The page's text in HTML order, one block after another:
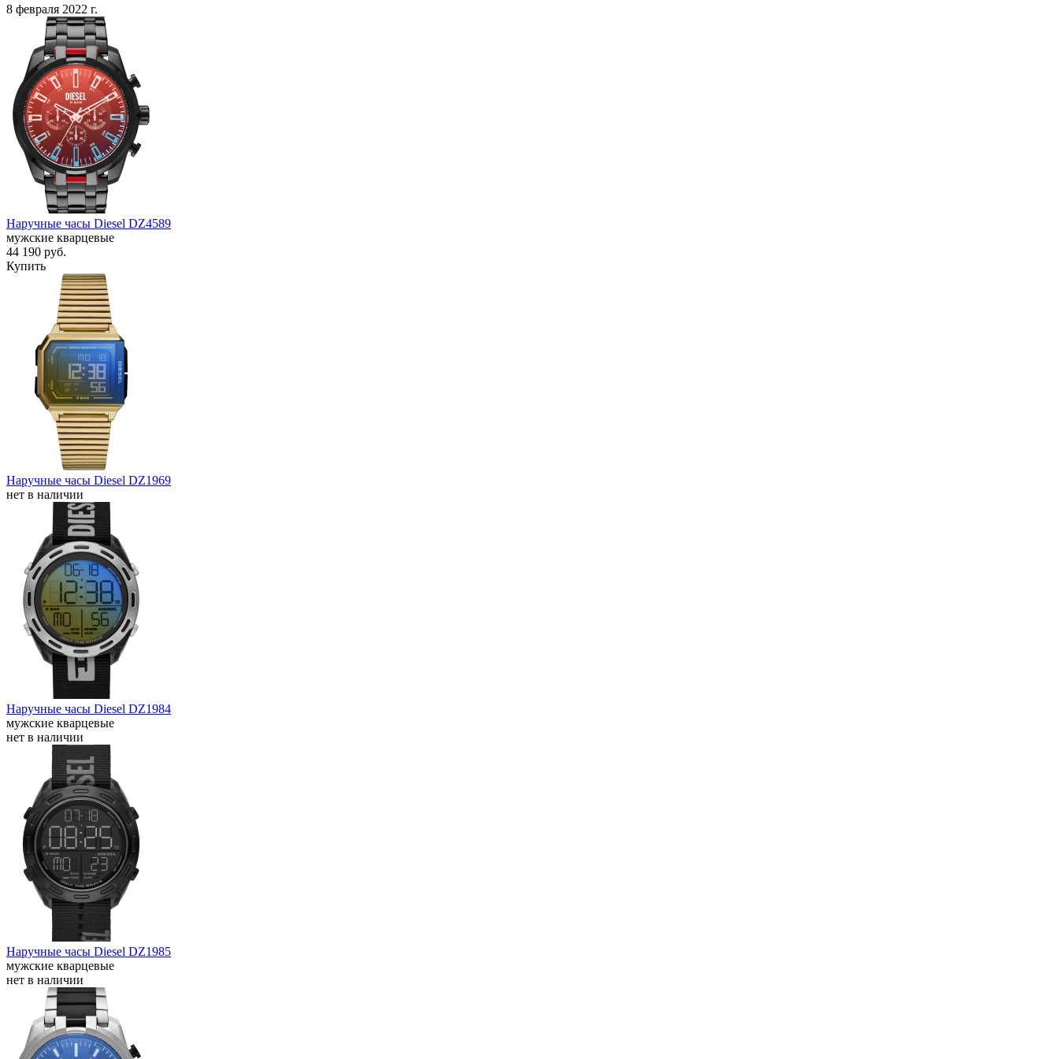
8 февраля 2022 г.
Наручные часы Diesel DZ4589
мужские кварцевые
44 190 руб.
Купить
Наручные часы Diesel DZ1969
нет в наличии
Наручные часы Diesel DZ1984
мужские кварцевые
нет в наличии
Наручные часы Diesel DZ1985
мужские кварцевые
нет в наличии